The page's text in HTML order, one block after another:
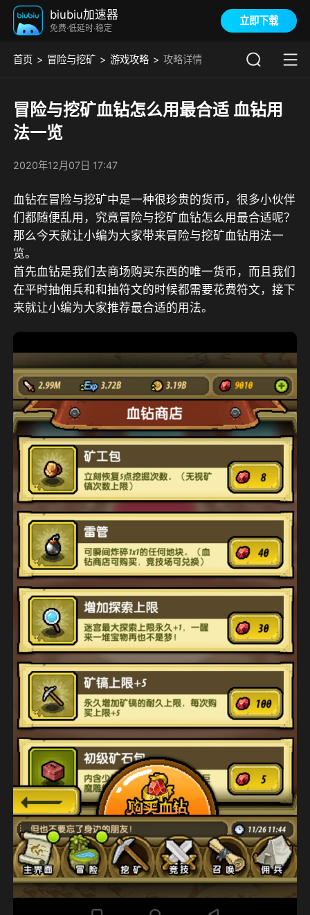
biubiu加速器
免费·低延时·稳定
立即下载
首页 冒险与挖矿 游戏攻略 攻略详情
冒险与挖矿血钻怎么用最合适 血钻用
法一览
2020年12月07日 17:47
血钻在冒险与挖矿中是一种很珍贵的货币，很多小伙伴
们都随便乱用，究竟冒险与挖矿血钻怎么用最合适呢？
那么今天就让小编为大家带来冒险与挖矿血钻用法一
览。
首先血钻是我们去商场购买东西的唯一货币，而且我们
在平时抽佣兵和和抽符文的时候都需要花费符文，接下
来就让小编为大家推荐最合适的用法。